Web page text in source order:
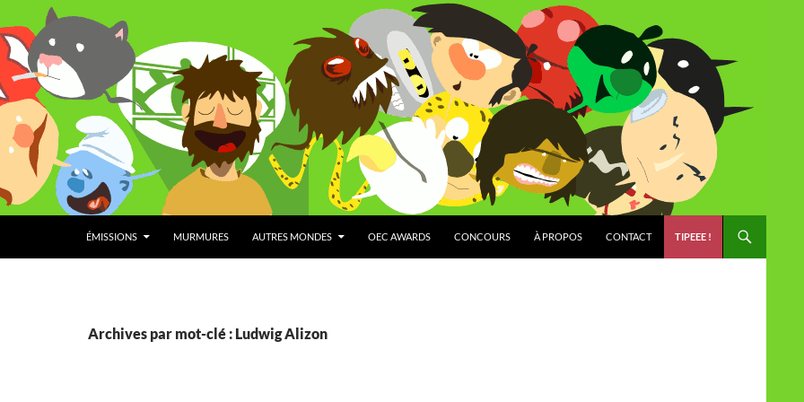
ÉMISSIONS MURMURES AUTRES MONDES OEC AWARDS CONCOURS À PROPOS CONTACT TIPEEE !
Archives par mot-clé : Ludwig Alizon